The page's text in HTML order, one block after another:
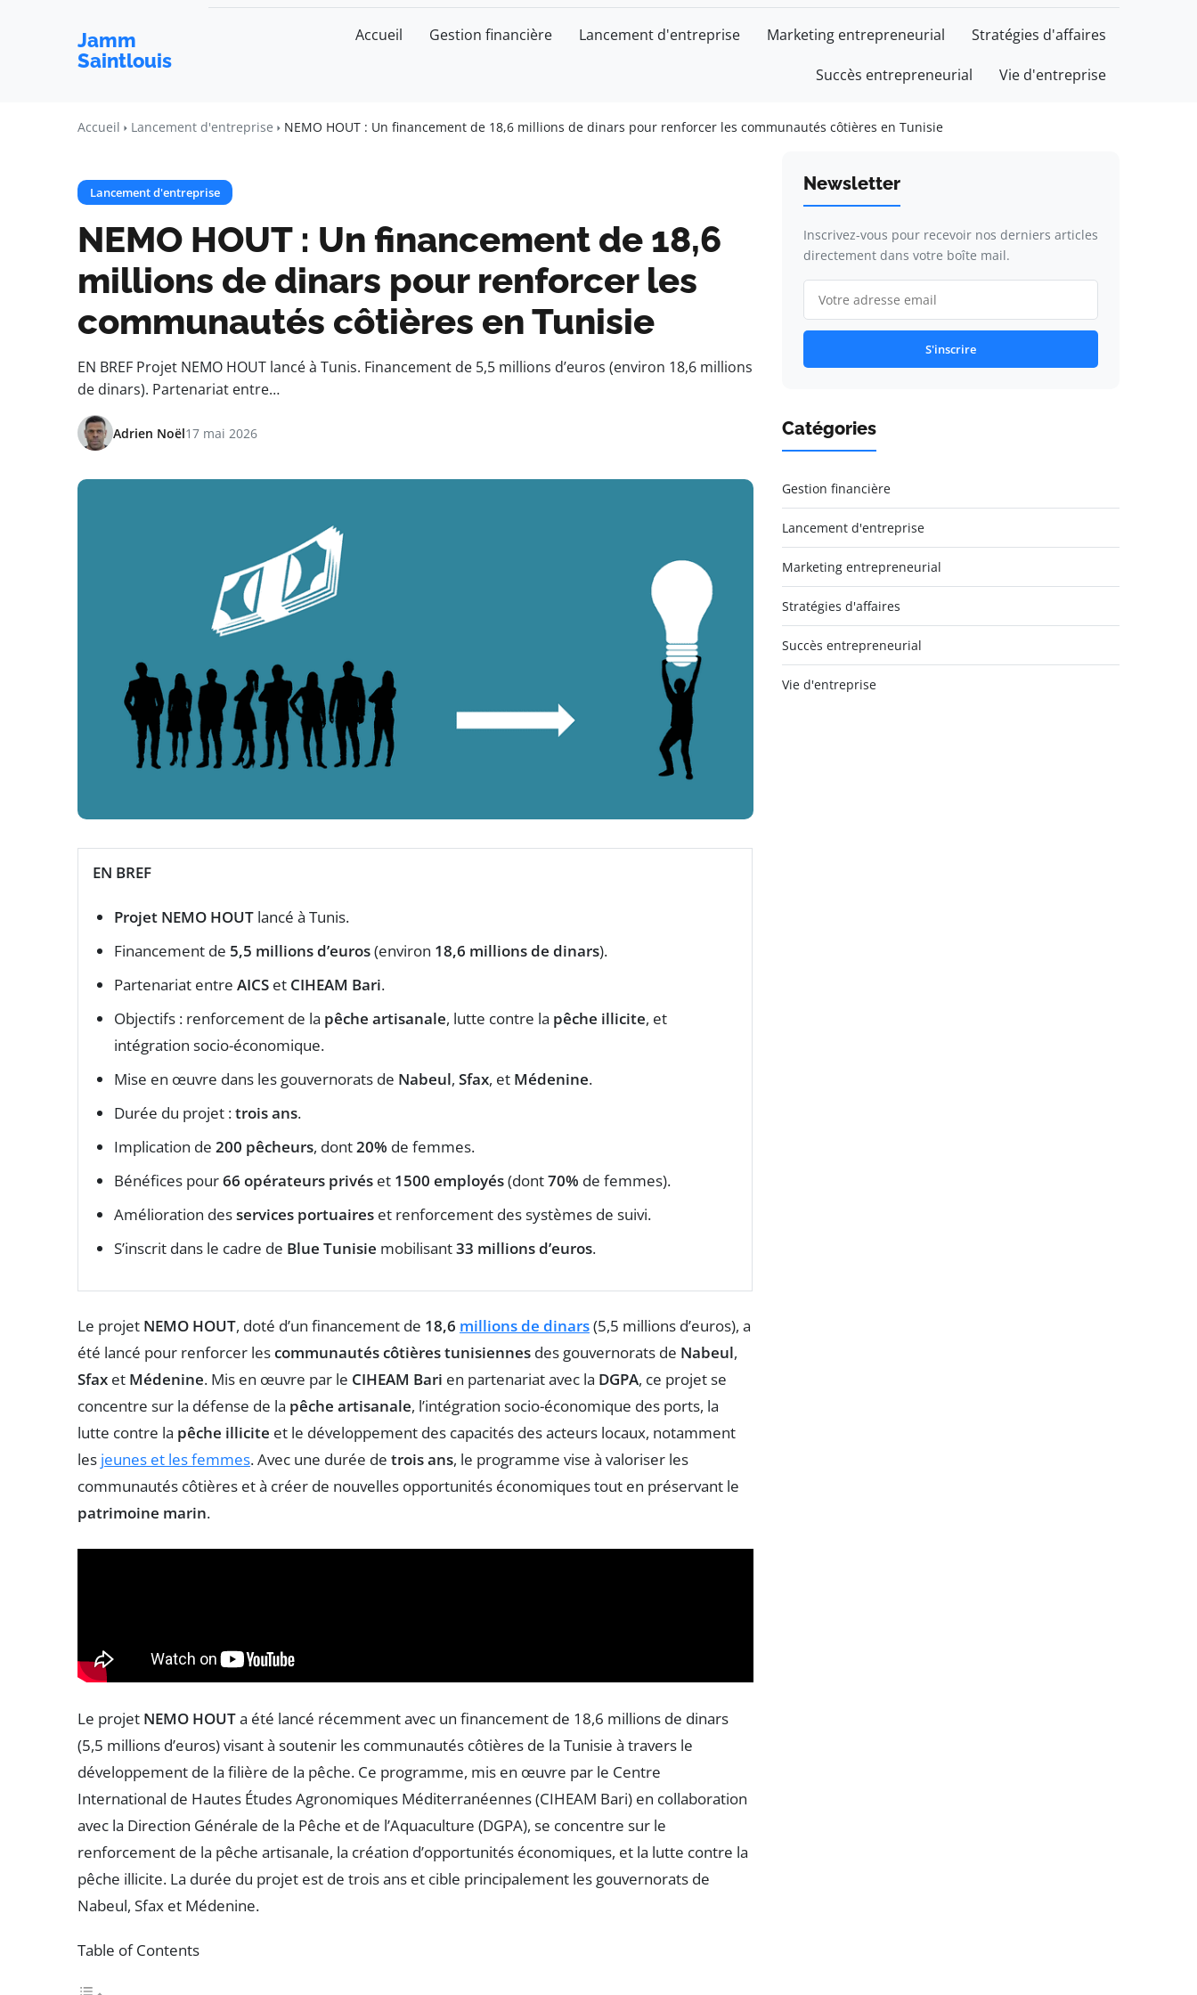
Jamm
Saintlouis
Accueil Gestion financière Lancement d'entreprise Marketing entrepreneurial Stratégies d'affaires
Succès entrepreneurial Vie d'entreprise
Accueil Lancement d'entreprise NEMO HOUT : Un financement de 18,6 millions de dinars pour renforcer les communautés côtières en Tunisie
Lancement d'entreprise
NEMO HOUT : Un financement de 18,6
millions de dinars pour renforcer les
communautés côtières en Tunisie
EN BREF Projet NEMO HOUT lancé à Tunis. Financement de 5,5 millions d’euros (environ 18,6 millions
de dinars). Partenariat entre…
Adrien Noël17 mai 2026
EN BREF
Projet NEMO HOUT lancé à Tunis.
Financement de 5,5 millions d’euros(environ 18,6 millions de dinars).
Partenariat entre AICS et CIHEAM Bari.
Objectifs : renforcement de la pêche artisanale, lutte contre la pêche illicite, et
intégration socio-économique.
Mise en œuvre dans les gouvernorats de Nabeul, Sfax, et Médenine.
Durée du projet :trois ans.
Implication de 200 pêcheurs, dont20% de femmes.
Bénéfices pour66 opérateurs privés et 1500 employés(dont70% de femmes).
Amélioration desservices portuaires et renforcement des systèmes de suivi.
S’inscrit dans le cadre de Blue Tunisie mobilisant33 millions d’euros.
Le projet NEMO HOUT, doté d’un financement de 18,6 millions de dinars(5,5 millions d’euros), a
été lancé pour renforcer lescommunautés côtières tunisiennes des gouvernorats de Nabeul,
Sfax et Médenine. Mis en œuvre par le CIHEAM Bari en partenariat avec la DGPA, ce projet se
concentre sur la défense de la pêche artisanale, l’intégration socio-économique des ports, la
lutte contre la pêche illicite et le développement des capacités des acteurs locaux, notamment
les jeunes et les femmes. Avec une durée de trois ans, le programme vise à valoriser les
communautés côtières et à créer de nouvelles opportunités économiques tout en préservant le
patrimoine marin.
Le projet NEMO HOUTa été lancé récemment avec un financement de 18,6 millions de dinars
(5,5 millions d’euros) visant à soutenir les communautés côtières de la Tunisie à travers le
développement de la filière de la pêche. Ce programme, mis en œuvre par le Centre
International de Hautes Études Agronomiques Méditerranéennes (CIHEAM Bari) en collaboration
avec la Direction Générale de la Pêche et de l’Aquaculture (DGPA), se concentre sur le
renforcement de la pêche artisanale, la création d’opportunités économiques, et la lutte contre la
pêche illicite. La durée du projet est de trois ans et cible principalement les gouvernorats de
Nabeul, Sfax et Médenine.
Table of Contents
Newsletter
Inscrivez-vous pour recevoir nos derniers articles
directement dans votre boîte mail.
S'inscrire
Catégories
Gestion financière
Lancement d'entreprise
Marketing entrepreneurial
Stratégies d'affaires
Succès entrepreneurial
Vie d'entreprise